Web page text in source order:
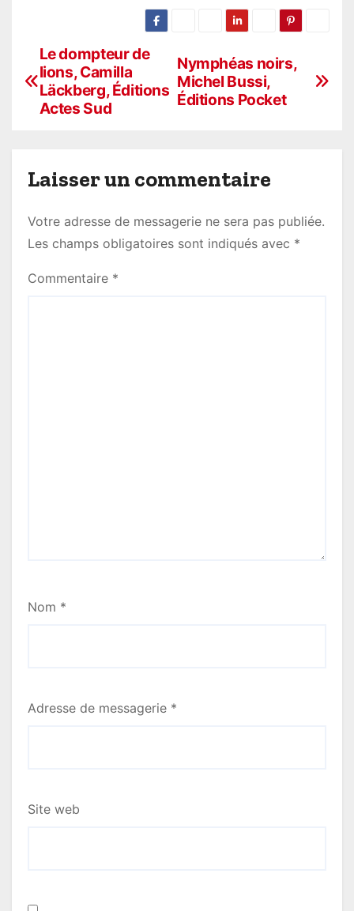
N
a
g
a
t
i
i
Nymphéas noirs,
Michel Bussi,
Éditions Pocket
Le dompteur de
lions, Camilla
Läckberg, Éditions
Actes Sud
Laisser un commentaire
Votre adresse de messagerie ne sera pas publiée.
Les champs obligatoires sont indiqués avec *
Commentaire *
Nom *
Adresse de messagerie *
Site web